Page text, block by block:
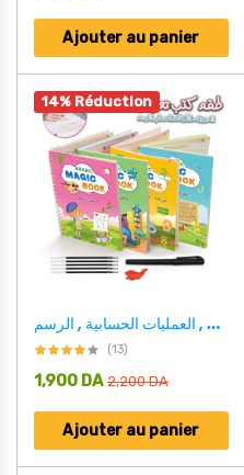
Ajouter au panier
14% Réduction
طقم 4 كتب لتعليم الأطفال , كتابة الحروف , الأرقام , العمليات الحسابية , الرسم MAGIC BOOK
(13)
2,200DA
1,900 DA
Ajouter au panier